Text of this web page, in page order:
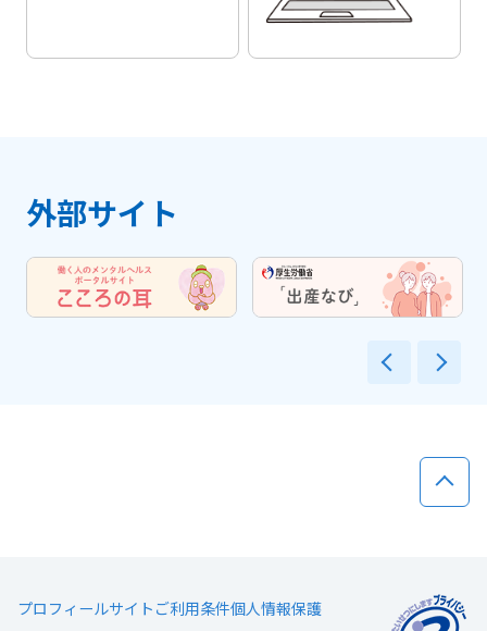
外部サイト
前へ
ページ
プロフィールサイトご利用条件個人情報保護